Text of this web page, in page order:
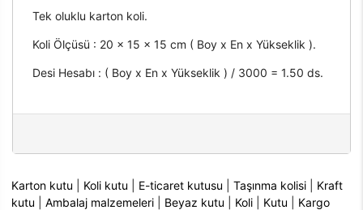
Tek oluklu karton koli.
Koli Ölçüsü : 20 x 15 x 15 cm ( Boy x En x Yükseklik ).
Desi Hesabı : ( Boy x En x Yükseklik ) / 3000 = 1.50 ds.
Karton kutu Koli kutu E-ticaret kutusu |Taşınma kolisi
Kraft
kutu |Ambalaj malzemeleri Beyaz kutu Koli Kutu
Kargo